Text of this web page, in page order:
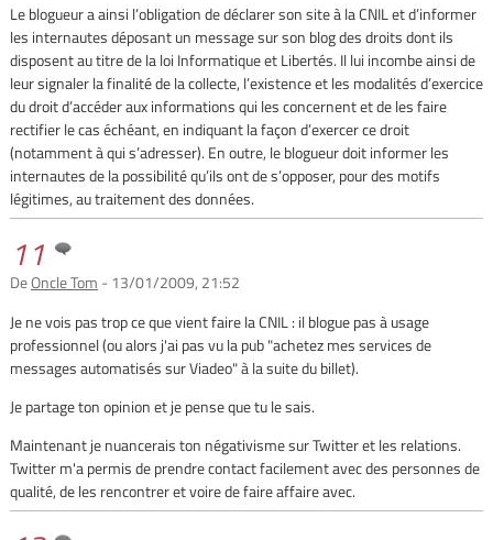
Le blogueur a ainsi l’obligation de déclarer son site à la CNIL et d’informer
les internautes déposant un message sur son blog des droits dont ils
disposent au titre de la loi Informatique et Libertés. Il lui incombe ainsi de
leur signaler la finalité de la collecte, l’existence et les modalités d’exercice
du droit d’accéder aux informations qui les concernent et de les faire
rectifier le cas échéant, en indiquant la façon d’exercer ce droit
(notamment à qui s’adresser). En outre, le blogueur doit informer les
internautes de la possibilité qu’ils ont de s’opposer, pour des motifs
légitimes, au traitement des données.
11
DeOncle Tom - 13/01/2009, 21:52
Je ne vois pas trop ce que vient faire la CNIL : il blogue pas à usage
professionnel (ou alors j'ai pas vu la pub "achetez mes services de
messages automatisés sur Viadeo" à la suite du billet).
Je partage ton opinion et je pense que tu le sais.
Maintenant je nuancerais ton négativisme sur Twitter et les relations.
Twitter m'a permis de prendre contact facilement avec des personnes de
qualité, de les rencontrer et voire de faire affaire avec.